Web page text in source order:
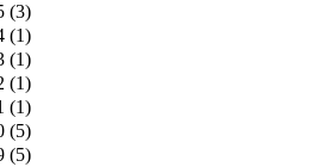
(3)
(1)
(1)
(1)
(1)
(5)
(5)